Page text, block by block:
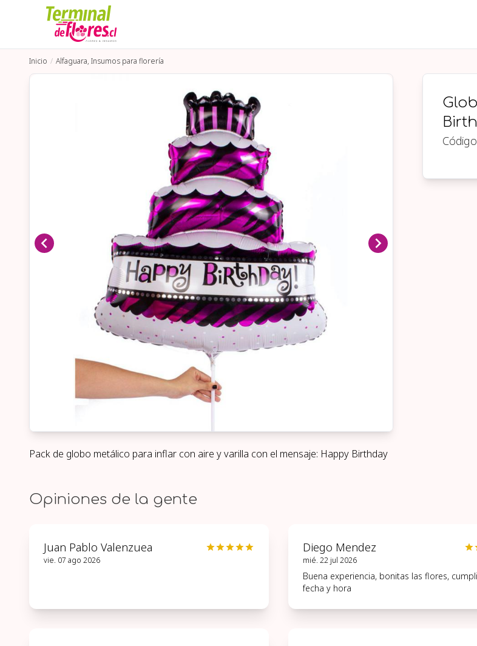
Inicio Alfaguara, Insumos para florería
Pack de globo metálico para inflar con aire y varilla con el mensaje: Happy Birthday
Opiniones de la gente
Juan Pablo Valenzuea
vie. 07 ago 2026
Diego Mendez
mié. 22 jul 2026
Buena experiencia, bonitas las flores, cumplieron en
fecha y hora